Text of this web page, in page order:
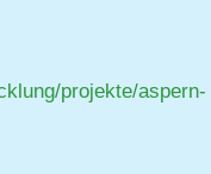
projekte/aspern-